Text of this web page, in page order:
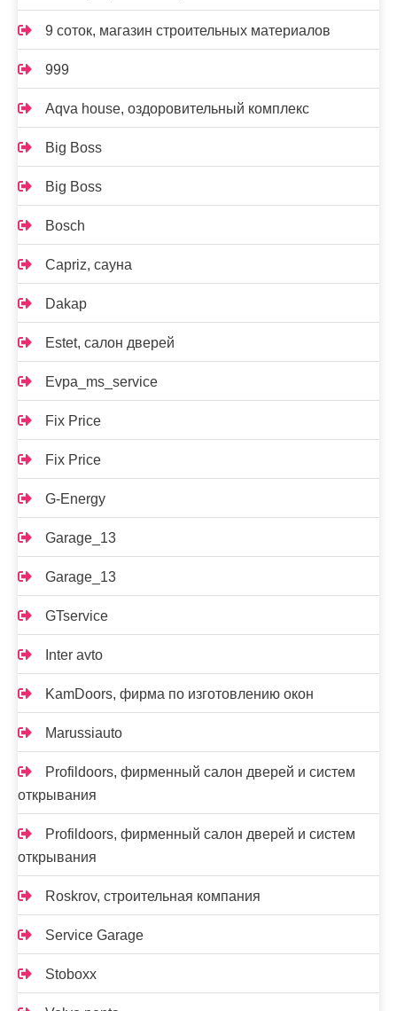
9 соток, магазин строительных материалов
999
Aqva house, оздоровительный комплекс
Big Boss
Big Boss
Bosch
Capriz, сауна
Dakap
Estet, салон дверей
Evpa_ms_service
Fix Price
Fix Price
G-Energy
Garage_13
Garage_13
GTservice
Inter avto
KamDoors, фирма по изготовлению окон
Marussiauto
Profildoors, фирменный салон дверей и систем
открывания
Profildoors, фирменный салон дверей и систем
открывания
Roskrov, строительная компания
Service Garage
Stoboxx